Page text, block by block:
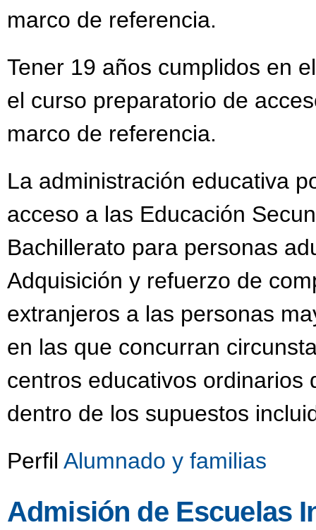
marco de referencia.
Tener 19 años cumplidos en
el curso preparatorio de
marco de referencia.
La administración educativa
acceso a las Educación
Bachillerato para personas
Adquisición y refuerzo de
extranjeros a las personas
en las que concurran
centros educativos ordinarios
dentro de los supuestos
Perfil Alumnado y familias
Admisión de Escuelas